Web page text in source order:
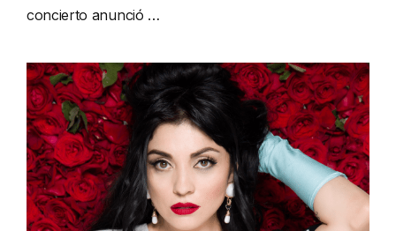
concierto anunció …